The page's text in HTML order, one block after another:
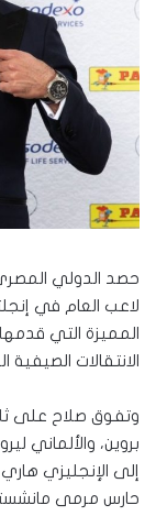
حصد الدولي
المميزة التي
الانتقالات الصيفية
وتفوق صلاح على
بروين، والألماني
إلى الإنجليزي
حارس مرمى مانشستر